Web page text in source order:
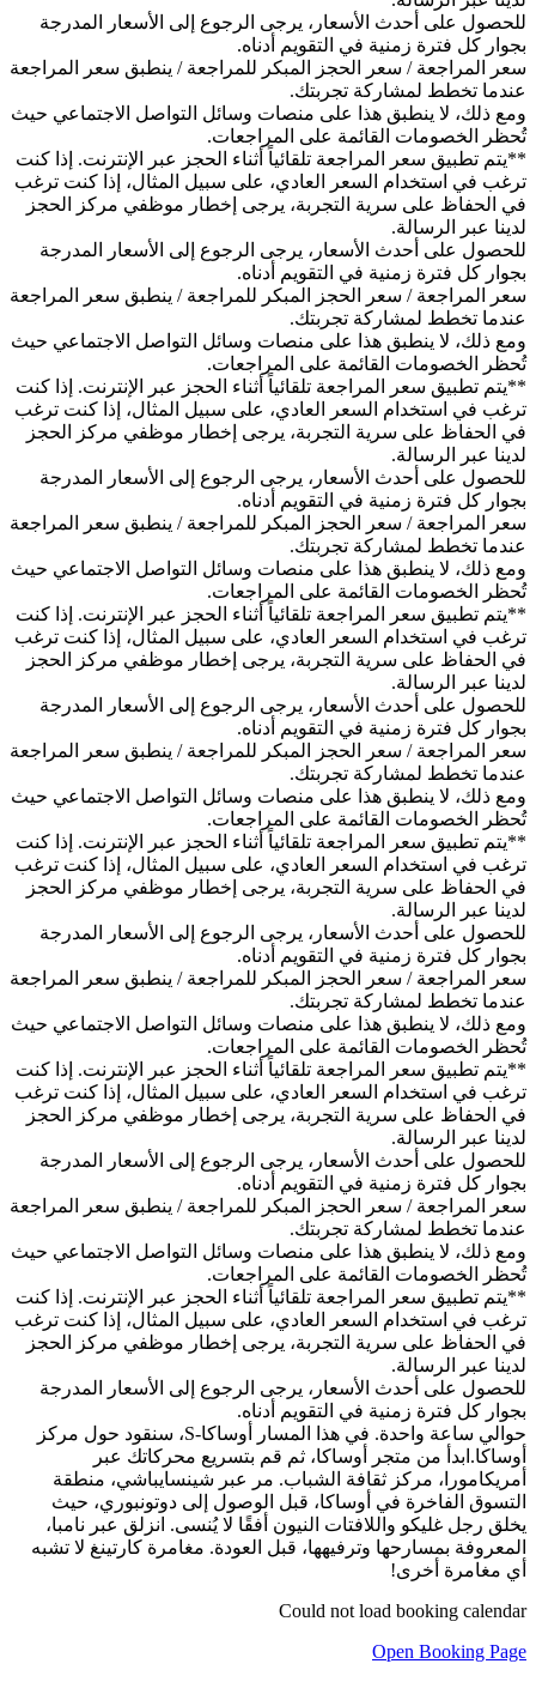
للحصول على أحدث الأسعار، يرجى الرجوع إلى الأسعار المدرجة
بجوار كل فترة زمنية في التقويم أدناه.
سعر المراجعة / سعر الحجز المبكر للمراجعة / ينطبق سعر المراجعة
عندما تخطط لمشاركة تجربتك.
ومع ذلك، لا ينطبق هذا على منصات وسائل التواصل الاجتماعي حيث
تُحظر الخصومات القائمة على المراجعات.
**يتم تطبيق سعر المراجعة تلقائياً أثناء الحجز عبر الإنترنت. إذا كنت
ترغب في استخدام السعر العادي، على سبيل المثال، إذا كنت ترغب
في الحفاظ على سرية التجربة، يرجى إخطار موظفي مركز الحجز
لدينا عبر الرسالة.
للحصول على أحدث الأسعار، يرجى الرجوع إلى الأسعار المدرجة
بجوار كل فترة زمنية في التقويم أدناه.
سعر المراجعة / سعر الحجز المبكر للمراجعة / ينطبق سعر المراجعة
عندما تخطط لمشاركة تجربتك.
ومع ذلك، لا ينطبق هذا على منصات وسائل التواصل الاجتماعي حيث
تُحظر الخصومات القائمة على المراجعات.
**يتم تطبيق سعر المراجعة تلقائياً أثناء الحجز عبر الإنترنت. إذا كنت
ترغب في استخدام السعر العادي، على سبيل المثال، إذا كنت ترغب
في الحفاظ على سرية التجربة، يرجى إخطار موظفي مركز الحجز
لدينا عبر الرسالة.
للحصول على أحدث الأسعار، يرجى الرجوع إلى الأسعار المدرجة
بجوار كل فترة زمنية في التقويم أدناه.
سعر المراجعة / سعر الحجز المبكر للمراجعة / ينطبق سعر المراجعة
عندما تخطط لمشاركة تجربتك.
ومع ذلك، لا ينطبق هذا على منصات وسائل التواصل الاجتماعي حيث
تُحظر الخصومات القائمة على المراجعات.
**يتم تطبيق سعر المراجعة تلقائياً أثناء الحجز عبر الإنترنت. إذا كنت
ترغب في استخدام السعر العادي، على سبيل المثال، إذا كنت ترغب
في الحفاظ على سرية التجربة، يرجى إخطار موظفي مركز الحجز
لدينا عبر الرسالة.
للحصول على أحدث الأسعار، يرجى الرجوع إلى الأسعار المدرجة
بجوار كل فترة زمنية في التقويم أدناه.
سعر المراجعة / سعر الحجز المبكر للمراجعة / ينطبق سعر المراجعة
عندما تخطط لمشاركة تجربتك.
ومع ذلك، لا ينطبق هذا على منصات وسائل التواصل الاجتماعي حيث
تُحظر الخصومات القائمة على المراجعات.
**يتم تطبيق سعر المراجعة تلقائياً أثناء الحجز عبر الإنترنت. إذا كنت
ترغب في استخدام السعر العادي، على سبيل المثال، إذا كنت ترغب
في الحفاظ على سرية التجربة، يرجى إخطار موظفي مركز الحجز
لدينا عبر الرسالة.
للحصول على أحدث الأسعار، يرجى الرجوع إلى الأسعار المدرجة
بجوار كل فترة زمنية في التقويم أدناه.
سعر المراجعة / سعر الحجز المبكر للمراجعة / ينطبق سعر المراجعة
عندما تخطط لمشاركة تجربتك.
ومع ذلك، لا ينطبق هذا على منصات وسائل التواصل الاجتماعي حيث
تُحظر الخصومات القائمة على المراجعات.
**يتم تطبيق سعر المراجعة تلقائياً أثناء الحجز عبر الإنترنت. إذا كنت
ترغب في استخدام السعر العادي، على سبيل المثال، إذا كنت ترغب
في الحفاظ على سرية التجربة، يرجى إخطار موظفي مركز الحجز
لدينا عبر الرسالة.
للحصول على أحدث الأسعار، يرجى الرجوع إلى الأسعار المدرجة
بجوار كل فترة زمنية في التقويم أدناه.
سعر المراجعة / سعر الحجز المبكر للمراجعة / ينطبق سعر المراجعة
عندما تخطط لمشاركة تجربتك.
ومع ذلك، لا ينطبق هذا على منصات وسائل التواصل الاجتماعي حيث
تُحظر الخصومات القائمة على المراجعات.
**يتم تطبيق سعر المراجعة تلقائياً أثناء الحجز عبر الإنترنت. إذا كنت
ترغب في استخدام السعر العادي، على سبيل المثال، إذا كنت ترغب
في الحفاظ على سرية التجربة، يرجى إخطار موظفي مركز الحجز
لدينا عبر الرسالة.
للحصول على أحدث الأسعار، يرجى الرجوع إلى الأسعار المدرجة
بجوار كل فترة زمنية في التقويم أدناه.
حوالي ساعة واحدة. في هذا المسار أوساكا-S، سنقود حول مركز
أوساكا.ابدأ من متجر أوساكا، ثم قم بتسريع محركاتك عبر
أمريكامورا، مركز ثقافة الشباب. مر عبر شينسايباشي، منطقة
التسوق الفاخرة في أوساكا، قبل الوصول إلى دوتونبوري، حيث
يخلق رجل غليكو واللافتات النيون أفقًا لا يُنسى. انزلق عبر نامبا،
المعروفة بمسارحها وترفيهها، قبل العودة. مغامرة كارتينغ لا تشبه
أي مغامرة أخرى!
Could not load booking calendar
Open Booking Page